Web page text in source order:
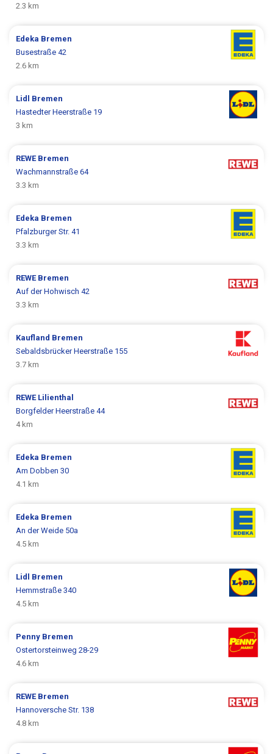
2.3 km
Edeka Bremen
Busestraße 42
2.6 km
Lidl Bremen
Hastedter Heerstraße 19
3 km
REWE Bremen
Wachmannstraße 64
3.3 km
Edeka Bremen
Pfalzburger Str. 41
3.3 km
REWE Bremen
Auf der Hohwisch 42
3.3 km
Kaufland Bremen
Sebaldsbrücker Heerstraße 155
3.7 km
REWE Lilienthal
Borgfelder Heerstraße 44
4 km
Edeka Bremen
Am Dobben 30
4.1 km
Edeka Bremen
An der Weide 50a
4.5 km
Lidl Bremen
Hemmstraße 340
4.5 km
Penny Bremen
Ostertorsteinweg 28-29
4.6 km
REWE Bremen
Hannoversche Str. 138
4.8 km